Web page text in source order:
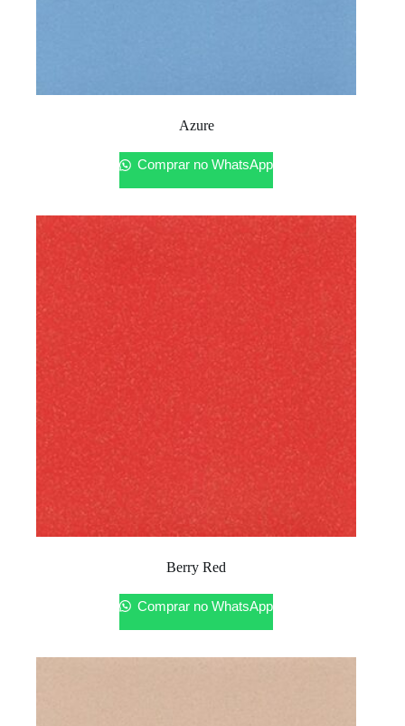
Azure
Comprar no WhatsApp
Berry Red
Comprar no WhatsApp